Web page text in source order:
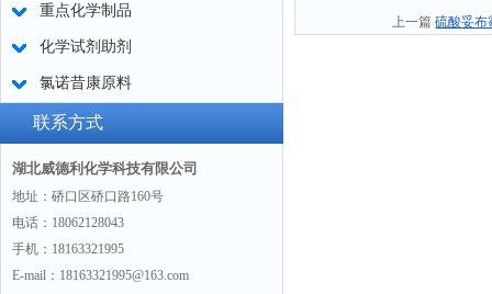
重点化学制品
化学试剂助剂
氯诺昔康原料
联系方式
湖北威德利化学科技有限公司
地址：硚口区硚口路160号
电话：18062128043
手机：18163321995
E-mail：18163321995@163.com
上一篇硫酸妥布